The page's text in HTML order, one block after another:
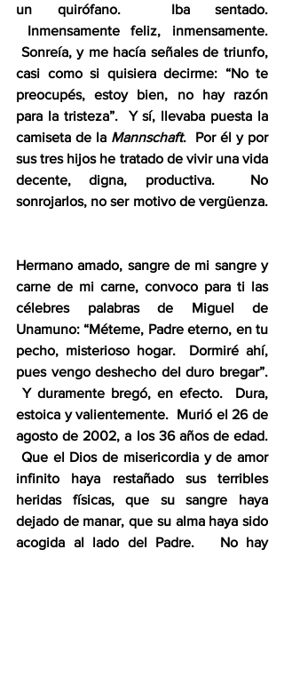
un quirófano.  Iba sentado.
Inmensamente feliz, inmensamente.
Sonreía, y me hacía señales de triunfo,
casi como si quisiera decirme: “No te
preocupés, estoy bien, no hay razón
para la tristeza”.  Y sí, llevaba puesta la
camiseta de la Mannschaft.  Por él y por
sus tres hijos he tratado de vivir una vida
decente, digna, productiva.  No
sonrojarlos, no ser motivo de vergüenza.
Hermano amado, sangre de mi sangre y
carne de mi carne, convoco para ti las
célebres palabras de Miguel de
Unamuno: “Méteme, Padre eterno, en tu
pecho, misterioso hogar.  Dormiré ahí,
pues vengo deshecho del duro bregar”.
Y duramente bregó, en efecto.  Dura,
estoica y valientemente.  Murió el 26 de
agosto de 2002, a los 36 años de edad.
Que el Dios de misericordia y de amor
infinito haya restañado sus terribles
heridas físicas, que su sangre haya
dejado de manar, que su alma haya sido
acogida al lado del Padre.   No hay